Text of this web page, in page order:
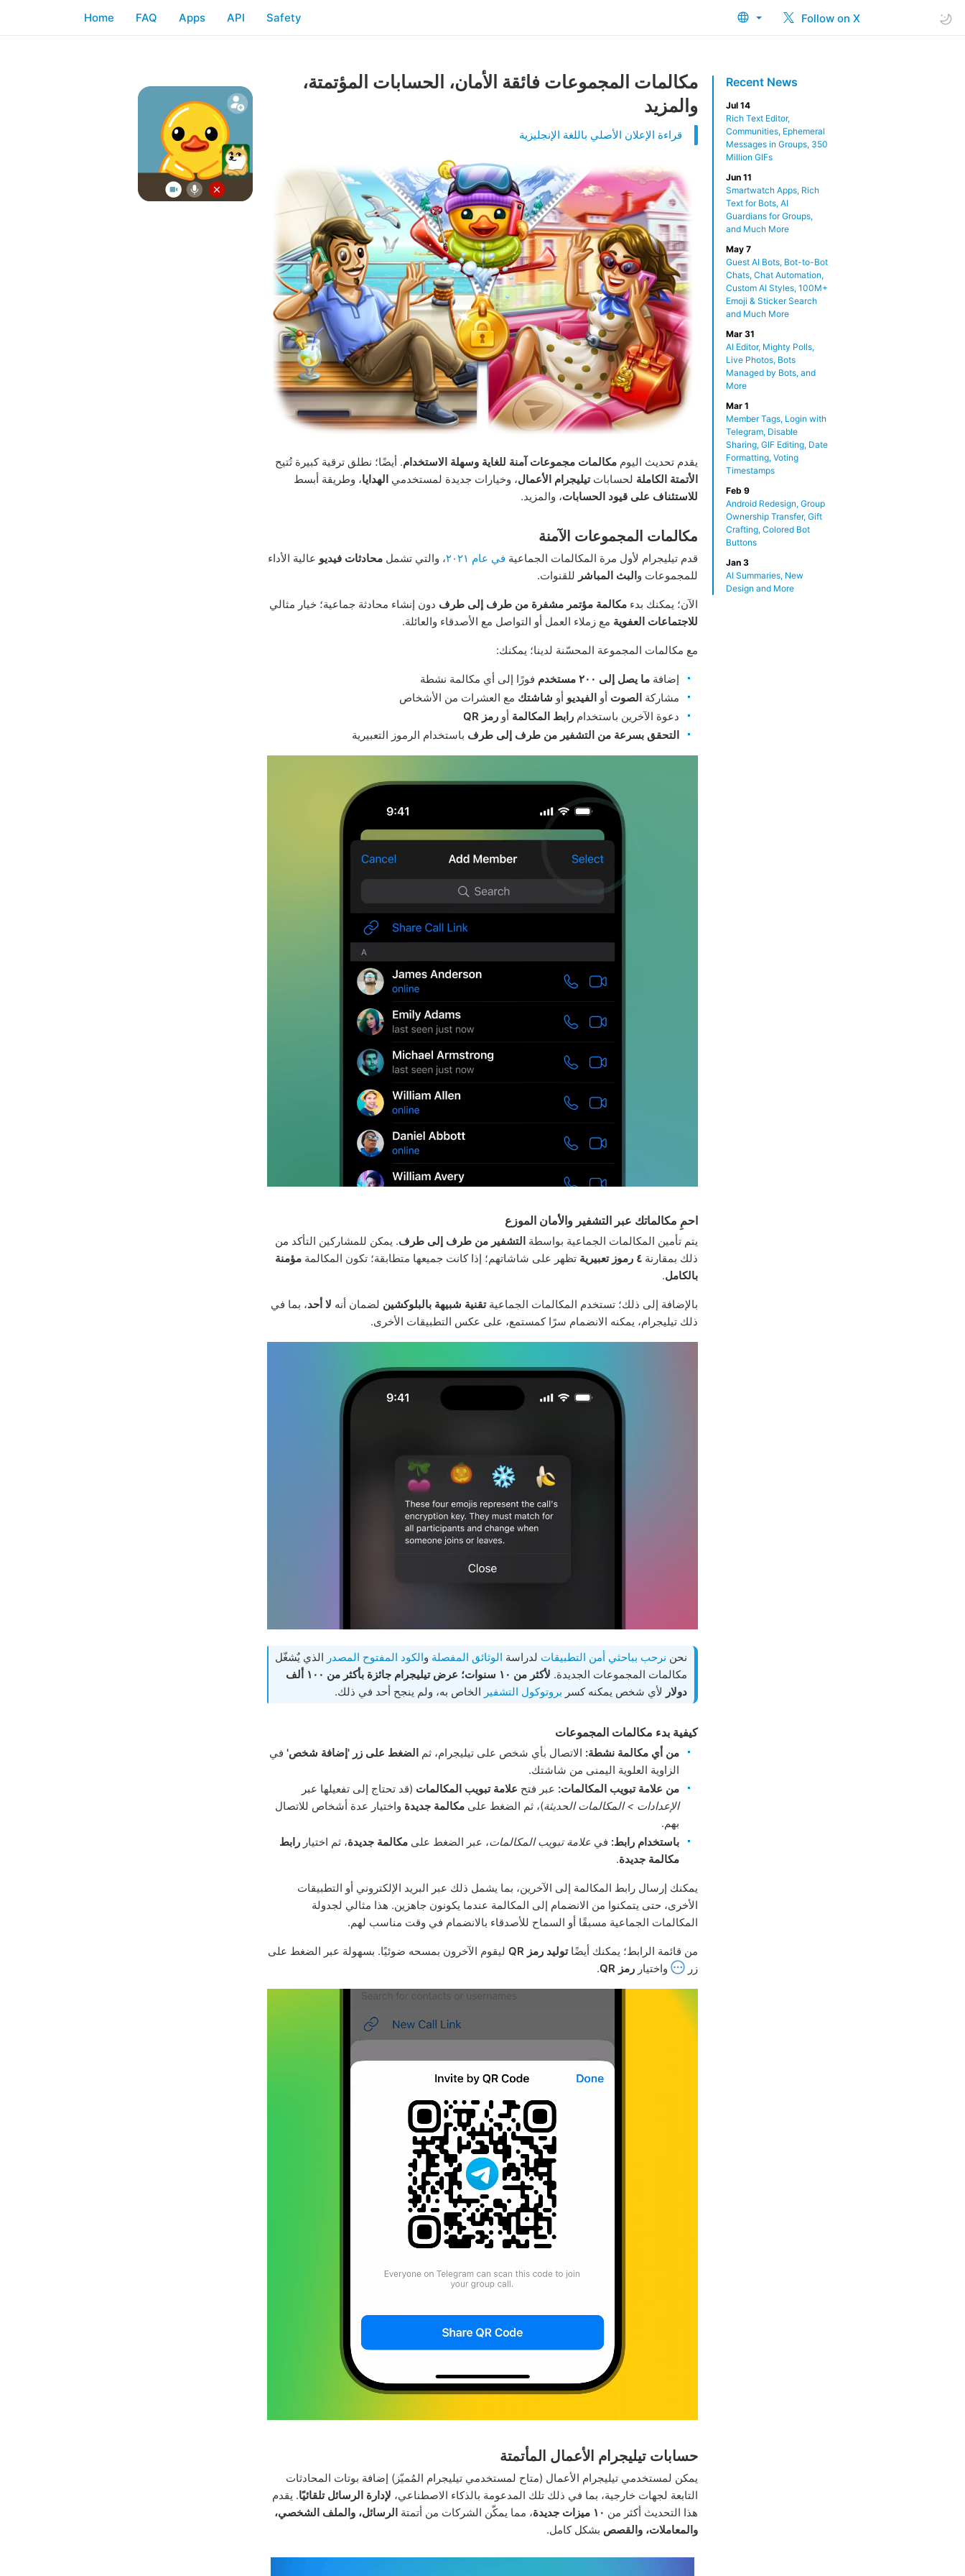
Follow on X
Home FAQ Apps API Safety
Recent News
Jul 14
Rich Text Editor,
Communities, Ephemeral
Messages in Groups, 350
Million GIFs
Jun 11
Smartwatch Apps, Rich
Text for Bots, AI
Guardians for Groups,
and Much More
May 7
Guest AI Bots, Bot-to-Bot
Chats, Chat Automation,
Custom AI Styles, 100M+
Emoji & Sticker Search
and Much More
Mar 31
AI Editor, Mighty Polls,
Live Photos, Bots
Managed by Bots, and
More
Mar 1
Member Tags, Login with
Telegram, Disable
Sharing, GIF Editing, Date
Formatting, Voting
Timestamps
Feb 9
Android Redesign, Group
Ownership Transfer, Gift
Crafting, Colored Bot
Buttons
Jan 3
AI Summaries, New
Design and More
مكالمات المجموعات فائقة الأمان، الحسابات المؤتمتة،
والمزيد
قراءة الإعلان الأصلي باللغة الإنجليزية
يقدم تحديث اليوم مكالمات مجموعات آمنة للغاية وسهلة الاستخدام. أيضًا؛ نطلق ترقية كبيرة تُتيح
الأتمتة الكاملة لحساباتتيليجرام الأعمال، وخيارات جديدة لمستخدمي الهدايا، وطريقة أبسط
للاستئناف على قيود الحسابات، والمزيد.
مكالمات المجموعات الآمنة
قدم تيليجرام لأول مرة المكالمات الجماعية في عام ٢٠٢١ ، والتي تشمل محادثات فيديو عالية الأداء
للمجموعات والبث المباشر للقنوات.
الآن؛ يمكنك بدء مكالمة مؤتمر مشفرة من طرف إلى طرف دون إنشاء محادثة جماعية؛ خيار مثالي
للاجتماعات العفوية مع زملاء العمل أو التواصل مع الأصدقاء والعائلة.
مع مكالمات المجموعة المحسّنة لدينا؛ يمكنك:
إضافة ما يصل إلى ٢٠٠ مستخدم
فورًا إلى أي مكالمة نشطة
مشاركة الصوت أو الفيديو أو شاشتك مع العشرات من الأشخاص
دعوة الآخرين باستخدام رابط المكالمة أو رمز QR
التحقق بسرعة من التشفير من طرف إلى طرف باستخدام الرموز التعبيرية
احمِ مكالماتك عبر التشفير والأمان الموزع
يتم تأمين المكالمات الجماعية بواسطة التشفير من طرف إلى طرف. يمكن للمشاركين التأكد من
ذلك بمقارنة ٤ رموز تعبيرية تظهر على شاشاتهم؛ إذا كانت جميعها متطابقة؛ تكون المكالمة مؤمنة
بالكامل.
بالإضافة إلى ذلك؛ تستخدم المكالمات الجماعيةتقنية شبيهة بالبلوكشين لضمان أنه لا أحد، بما في
ذلك تيليجرام، يمكنه الانضمام سرًا كمستمع، على عكس التطبيقات الأخرى.
نحن نرحب بباحثي أمن التطبيقات لدراسة الوثائق المفصلة والكود المفتوح المصدر الذي يٌشغّل
مكالمات المجموعات الجديدة.
لأكثر من ١٠ سنوات؛ عرض تيليجرام جائزة بأكثر من ١٠٠ ألف
دولار لأي شخص يمكنه كسر بروتوكول التشفير الخاص به، ولم ينجح أحد في ذلك.
كيفية بدء مكالمات المجموعات
من أي مكالمة نشطة: الاتصال بأي شخص على تيليجرام، ثم الضغط على زر 'إضافة شخص' في
الزاوية العلوية اليمنى من شاشتك.
من علامة تبويب المكالمات: عبر فتح علامة تبويب المكالمات (قد تحتاج إلى تفعيلها عبر
الإعدادات > المكالمات الحديثة)، ثم الضغط على مكالمة جديدة واختيار عدة أشخاص للاتصال
بهم.
باستخدام رابط: في علامة تبويب المكالمات، عبر الضغط على مكالمة جديدة، ثم اختيار رابط
مكالمة جديدة.
يمكنك إرسال رابط المكالمة إلى الآخرين، بما يشمل ذلك عبر البريد الإلكتروني أو التطبيقات
الأخرى، حتى يتمكنوا من الانضمام إلى المكالمة عندما يكونون جاهزين. هذا مثالي لجدولة
المكالمات الجماعية مسبقًا أو السماح للأصدقاء بالانضمام في وقت مناسب لهم.
من قائمة الرابط؛ يمكنك أيضًاتوليد رمز QR
ليقوم الآخرون بمسحه ضوئيًا. بسهولة عبر الضغط على
زر
واختيار رمز QR .
حسابات تيليجرام الأعمال المأتمتة
يمكن لمستخدمي تيليجرام الأعمال (متاح لمستخدمي تيليجرام المُميّز) إضافة بوتات المحادثات
التابعة لجهات خارجية، بما في ذلك تلك المدعومة بالذكاء الاصطناعي، لإدارة الرسائل تلقائيًا. يقدم
هذا التحديث أكثر من ١٠ ميزات جديدة ، مما يمكّن الشركات من أتمتة الرسائل، والملف الشخصي،
والمعاملات، والقصص بشكل كامل.